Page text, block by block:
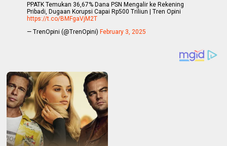
PPATK Temukan 36,67% Dana PSN Mengalir ke Rekening
Pribadi, Dugaan Korupsi Capai Rp500 Triliun | Tren Opini
https://t.co/BMFgaVjM2T
— TrenOpini (@TrenOpini)February 3, 2025